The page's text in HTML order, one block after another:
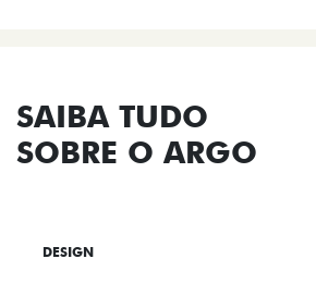
SAIBA TUDO
SOBRE O ARGO
DESIGN